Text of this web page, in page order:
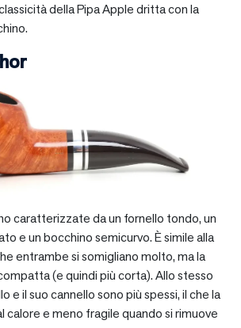
della Pipa Apple dritta con la
caratterizzate da un fornello tondo, un
e un bocchino semicurvo. È simile alla
entrambe si somigliano molto, ma la
(e quindi più corta). Allo stesso
e il suo cannello sono più spessi, il che la
calore e meno fragile quando si rimuove